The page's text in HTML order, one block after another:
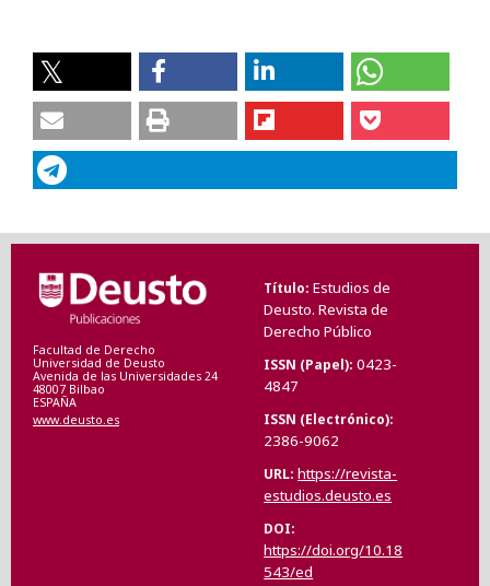
Facultad de Derecho
Universidad de Deusto
Avenida de las Universidades 24
48007 Bilbao
ESPAÑA
www.deusto.es
Título Estudios de
Deusto. Revista de
Derecho Público
ISSN (Papel) 0423-
4847
ISSN (Electrónico)
2386-9062
URL https://revista-
estudios.deusto.es
DOI
https://doi.org/10.18
543/ed